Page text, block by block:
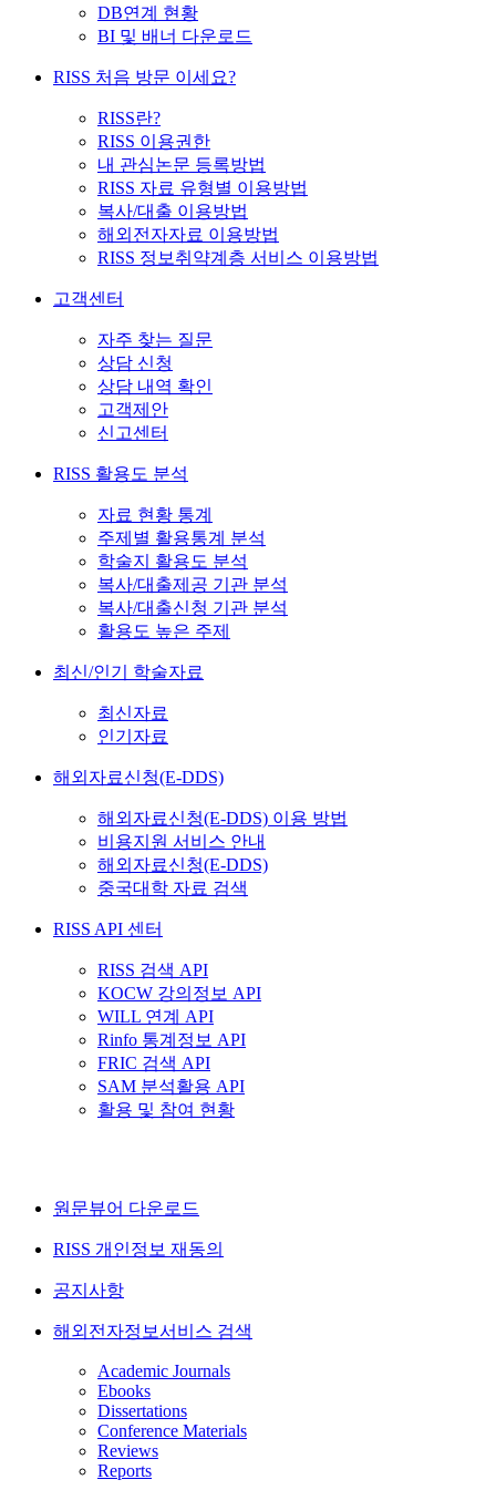
DB연계 현황
BI 및 배너 다운로드
RISS 처음 방문 이세요?
RISS란?
RISS 이용권한
내 관심논문 등록방법
RISS 자료 유형별 이용방법
복사/대출 이용방법
해외전자자료 이용방법
RISS 정보취약계층 서비스 이용방법
고객센터
자주 찾는 질문
상담 신청
상담 내역 확인
고객제안
신고센터
RISS 활용도 분석
자료 현황 통계
주제별 활용통계 분석
학술지 활용도 분석
복사/대출제공 기관 분석
복사/대출신청 기관 분석
활용도 높은 주제
최신/인기 학술자료
최신자료
인기자료
해외자료신청(E-DDS)
해외자료신청(E-DDS) 이용 방법
비용지원 서비스 안내
해외자료신청(E-DDS)
중국대학 자료 검색
RISS API 센터
RISS 검색 API
KOCW 강의정보 API
WILL 연계 API
Rinfo 통계정보 API
FRIC 검색 API
SAM 분석활용 API
활용 및 참여 현황
원문뷰어 다운로드
RISS 개인정보 재동의
공지사항
해외전자정보서비스 검색
Academic Journals
Ebooks
Dissertations
Conference Materials
Reviews
Reports